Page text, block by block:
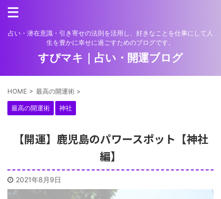
占い・潜在意識・引き寄せの法則を活用し、好きなことを仕事にして人
生を豊かに幸せに過ごすためのブログです。
すぴマキ｜占い・開運ブログ
HOME > 最高の開運術 >
最高の開運術 神社
【開運】鹿児島のパワースポット【神社
編】
2021年8月9日